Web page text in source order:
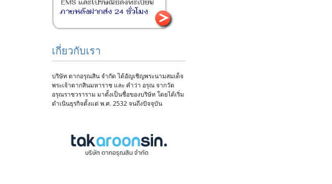
เกี่ยวกับเรา
บริษัท ตากอรุณสิน จำกัด ได้อัญเชิญพระนามสมเด็จ
พระเจ้าตากสินมหาราช และ คำว่า อรุณ จากวัด
อรุณราชวราราม มาตั้งเป็นชื่อของบริษัท โดยได้เริ่ม
ดำเนินธุรกิจตั้งแต่ พ.ศ. 2532 จนถึงปัจจุบัน